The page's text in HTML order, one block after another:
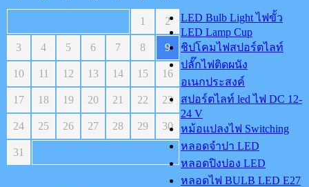
1 2
3 4 5 6 7 8 9
10 11 12 13 14 15 16
17 18 19 20 21 22 23
24 25 26 27 28 29 30
31
LED Bulb Light ไฟขั้ว
LED Lamp Cup
ชิปโคมไฟสปอร์ตไลท์
ปลั๊กไฟติดผนัง
อเนกประสงค์
สปอร์ตไลท์ led ไฟ DC 12-
24 V
หม้อแปลงไฟ Switching
หลอดจำปา LED
หลอดปิงปอง LED
หลอดไฟ BULB LED E27